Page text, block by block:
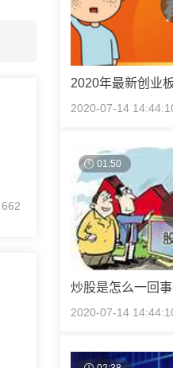
662
2020年最新创业
2020-07-14
01:50
炒股是怎么一回事
2020-07-14